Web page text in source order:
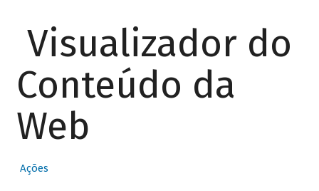
Visualizador do
Conteúdo da
Web
Ações